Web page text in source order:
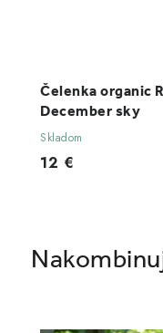
Čelenka organic
December sky
Skladom
12 €